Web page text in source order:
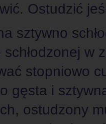
Ostudzić
sztywno
schłodzonej w
stopniowo
gęsta i
ostudzony